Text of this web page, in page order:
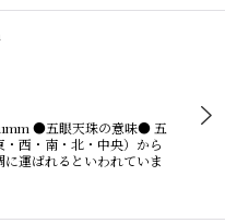
●五眼天珠の意味● 五
西・南・北・中央）から
運ばれるといわれていま